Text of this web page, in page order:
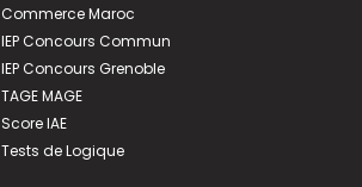
Commerce Maroc
IEP Concours Commun
IEP Concours Grenoble
TAGE MAGE
Score IAE
Tests de Logique